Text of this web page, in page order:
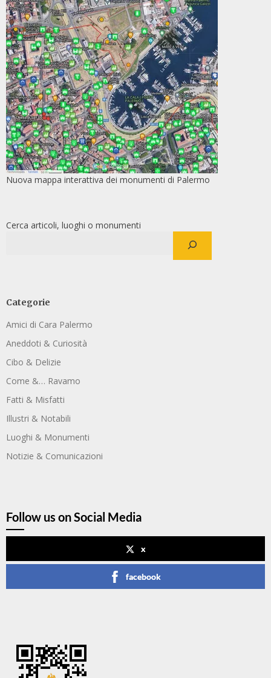
Nuova mappa interattiva dei monumenti di Palermo
Cerca articoli, luoghi o monumenti
Categorie
Amici di Cara Palermo
Aneddoti & Curiosità
Cibo & Delizie
Come &… Ravamo
Fatti & Misfatti
Illustri & Notabili
Luoghi & Monumenti
Notizie & Comunicazioni
Follow us on Social Media
x
facebook